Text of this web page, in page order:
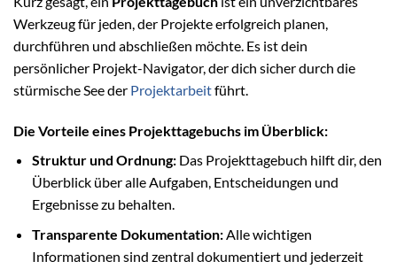
Werkzeug für jeden, der Projekte erfolgreich planen,
durchführen und abschließen möchte. Es ist dein
persönlicher Projekt-Navigator, der dich sicher durch die
stürmische See der Projektarbeitführt.
Die Vorteile eines Projekttagebuchs im Überblick:
Struktur und Ordnung:Das Projekttagebuch hilft dir, den
Überblick über alle Aufgaben, Entscheidungen und
Ergebnisse zu behalten.
Transparente Dokumentation:Alle wichtigen
Informationen sind zentral dokumentiert und jederzeit